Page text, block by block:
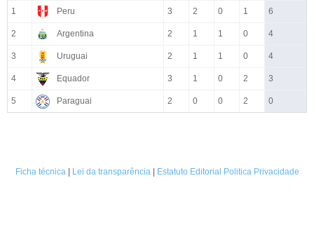
1 Peru 3 2 0 1 6
2 Argentina 2 1 1 0 4
3 Uruguai 2 1 1 0 4
4 Equador 3 1 0 2 3
5 Paraguai 2 0 0 2 0
Ficha técnica| Lei da transparência| Estatuto Editorial Politica Privacidade